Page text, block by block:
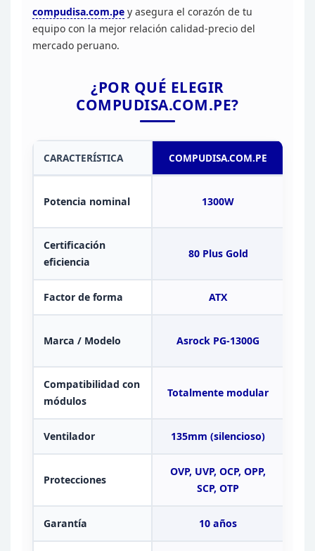
compudisa.com.pe y asegura el corazón de tu
equipo con la mejor relación calidad-precio del
mercado peruano.
¿POR QUÉ ELEGIR
COMPUDISA.COM.PE?
CARACTERÍSTICA COMPUDISA.COM.PE
Potencia nominal 1300W
Certificación
eficiencia
80 Plus Gold
Factor de forma ATX
Marca / Modelo Asrock PG-1300G
Compatibilidad con
módulos
Totalmente modular
Ventilador 135mm (silencioso)
Protecciones
OVP, UVP, OCP, OPP,
SCP, OTP
Garantía 10 años